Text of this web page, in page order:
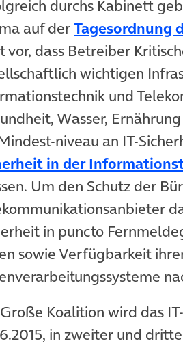
durchs Kabinett
auf derTagesordnung
vor, dass Betreiber
wichtigen
und
Wasser,
niveau an IT-
in der
Um den Schutz der
in puncto
sowie Verfügbarkeit
Koalition wird das
in zweiter und